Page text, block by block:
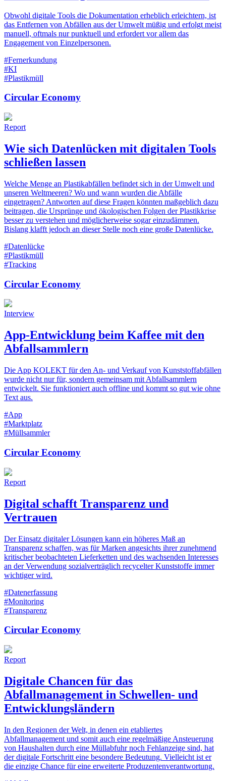
Obwohl digitale Tools die Dokumentation erheblich erleichtern, ist
das Entfernen von Abfällen aus der Umwelt müßig und erfolgt meist
manuell, oftmals nur punktuell und erfordert vor allem das
Engagement von Einzelpersonen.
#Fernerkundung
#KI
#Plastikmüll
Circular Economy
Report
Wie sich Datenlücken mit digitalen Tools
schließen lassen
Welche Menge an Plastikabfällen befindet sich in der Umwelt und
unseren Weltmeeren? Wo und wann wurden die Abfälle
eingetragen? Antworten auf diese Fragen könnten maßgeblich dazu
beitragen, die Ursprünge und ökologischen Folgen der Plastikkrise
besser zu verstehen und möglicherweise sogar einzudämmen.
Bislang klafft jedoch an dieser Stelle noch eine große Datenlücke.
#Datenlücke
#Plastikmüll
#Tracking
Circular Economy
Interview
App-Entwicklung beim Kaffee mit den
Abfallsammlern
Die App KOLEKT für den An- und Verkauf von Kunststoffabfällen
wurde nicht nur für, sondern gemeinsam mit Abfallsammlern
entwickelt. Sie funktioniert auch offline und kommt so gut wie ohne
Text aus.
#App
#Marktplatz
#Müllsammler
Circular Economy
Report
Digital schafft Transparenz und
Vertrauen
Der Einsatz digitaler Lösungen kann ein höheres Maß an
Transparenz schaffen, was für Marken angesichts ihrer zunehmend
kritischer beobachteten Lieferketten und des wachsenden Interesses
an der Verwendung sozialverträglich recycelter Kunststoffe immer
wichtiger wird.
#Datenerfassung
#Monitoring
#Transparenz
Circular Economy
Report
Digitale Chancen für das
Abfallmanagement in Schwellen- und
Entwicklungsländern
In den Regionen der Welt, in denen ein etabliertes
Abfallmanagement und somit auch eine regelmäßige Ansteuerung
von Haushalten durch eine Müllabfuhr noch Fehlanzeige sind, hat
der digitale Fortschritt eine besondere Bedeutung. Vielleicht ist er
die einzige Chance für eine erweiterte Produzentenverantwortung.